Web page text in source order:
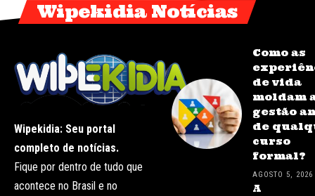
Wipekidia Notícias
Wipekidia: Seu portal
completo de notícias.
Fique por dentro de tudo que
acontece no Brasil e no
Como as
de vida
moldam
gestão
de
curso
formal?
AGOSTO 5, 2026
A